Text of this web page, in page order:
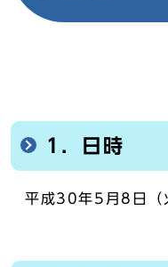
1．日時
平成30年5月8日